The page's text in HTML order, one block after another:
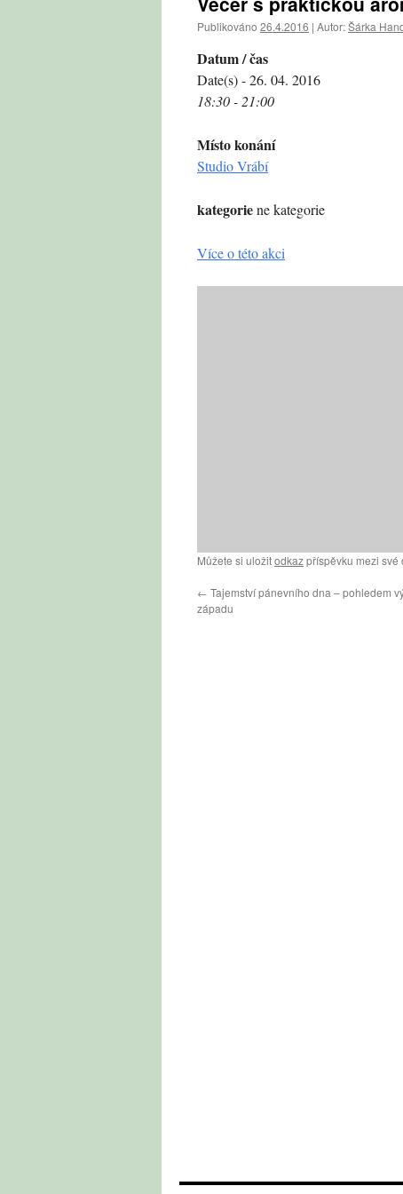
Publikováno 26.4.2016 | Autor:Šárka
Datum / čas
Date(s) - 26. 04. 2016
18:30 - 21:00
Místo konání
Studio Vrábí
kategoriene kategorie
Více o této akci
Můžete si uložitodkazpříspěvku mezi své
← Tajemství pánevního dna – pohledem
západu